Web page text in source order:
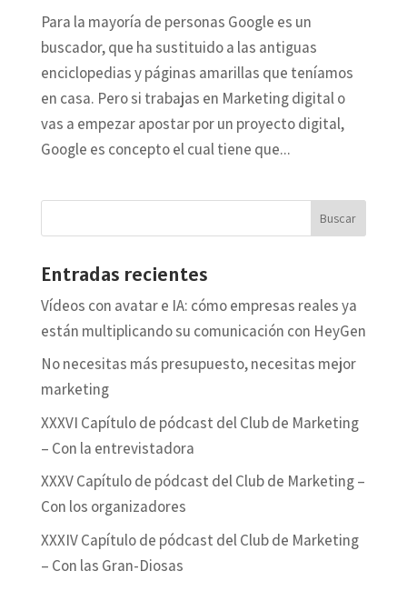
Para la mayoría de personas Google es un
buscador, que ha sustituido a las antiguas
enciclopedias y páginas amarillas que teníamos
en casa. Pero si trabajas en Marketing digital o
vas a empezar apostar por un proyecto digital,
Google es concepto el cual tiene que...
Entradas recientes
Vídeos con avatar e IA: cómo empresas reales ya
están multiplicando su comunicación con HeyGen
No necesitas más presupuesto, necesitas mejor
marketing
XXXVI Capítulo de pódcast del Club de Marketing
– Con la entrevistadora
XXXV Capítulo de pódcast del Club de Marketing –
Con los organizadores
XXXIV Capítulo de pódcast del Club de Marketing
– Con las Gran-Diosas